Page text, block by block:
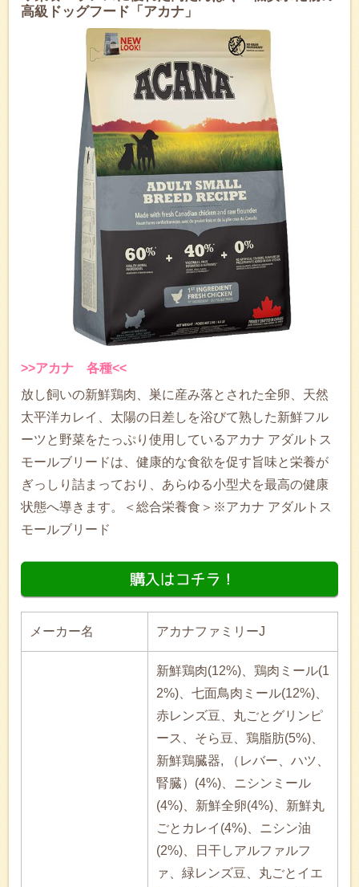
高級ドッグフード「アカナ」
>>アカナ 各種<<
放し飼いの新鮮鶏肉、巣に産み落とされた全卵、天然
太平洋カレイ、太陽の日差しを浴びて熟した新鮮フル
ーツと野菜をたっぷり使用しているアカナ アダルトス
モールブリードは、健康的な食欲を促す旨味と栄養が
ぎっしり詰まっており、あらゆる小型犬を最高の健康
状態へ導きます。＜総合栄養食＞※アカナ アダルトス
モールブリード
メーカー名 アカナファミリーJ
新鮮鶏肉(12%)、鶏肉ミール(1
2%)、七面鳥肉ミール(12%)、
赤レンズ豆、丸ごとグリンピ
ース、そら豆、鶏脂肪(5%)、
新鮮鶏臓器, （レバー、ハツ、
腎臓）(4%)、ニシンミール
(4%)、新鮮全卵(4%)、新鮮丸
ごとカレイ(4%)、ニシン油
(2%)、日干しアルファルフ
ァ、緑レンズ豆、丸ごとイエ